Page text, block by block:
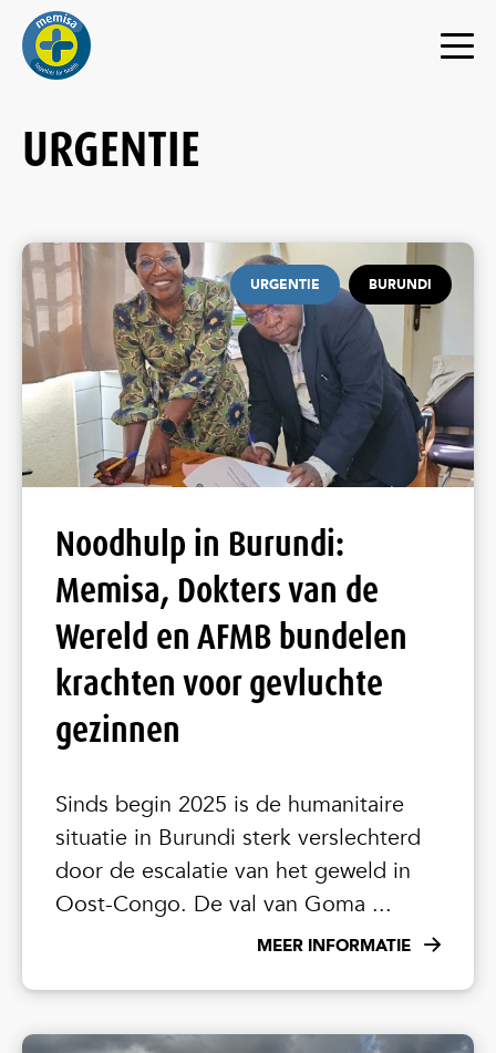
URGENTIE
URGENTIE BURUNDI
Noodhulp in Burundi:
Memisa, Dokters van de
Wereld en AFMB bundelen
krachten voor gevluchte
gezinnen
Sinds begin 2025 is de humanitaire
situatie in Burundi sterk verslechterd
door de escalatie van het geweld in
Oost-Congo. De val van Goma ...
MEER INFORMATIE